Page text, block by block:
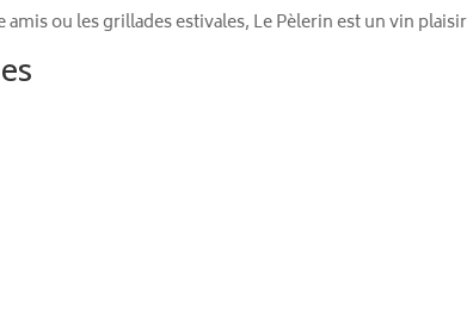
ou les grillades estivales, Le Pèlerin est un vin